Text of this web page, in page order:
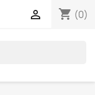
shopping_cart (0)
